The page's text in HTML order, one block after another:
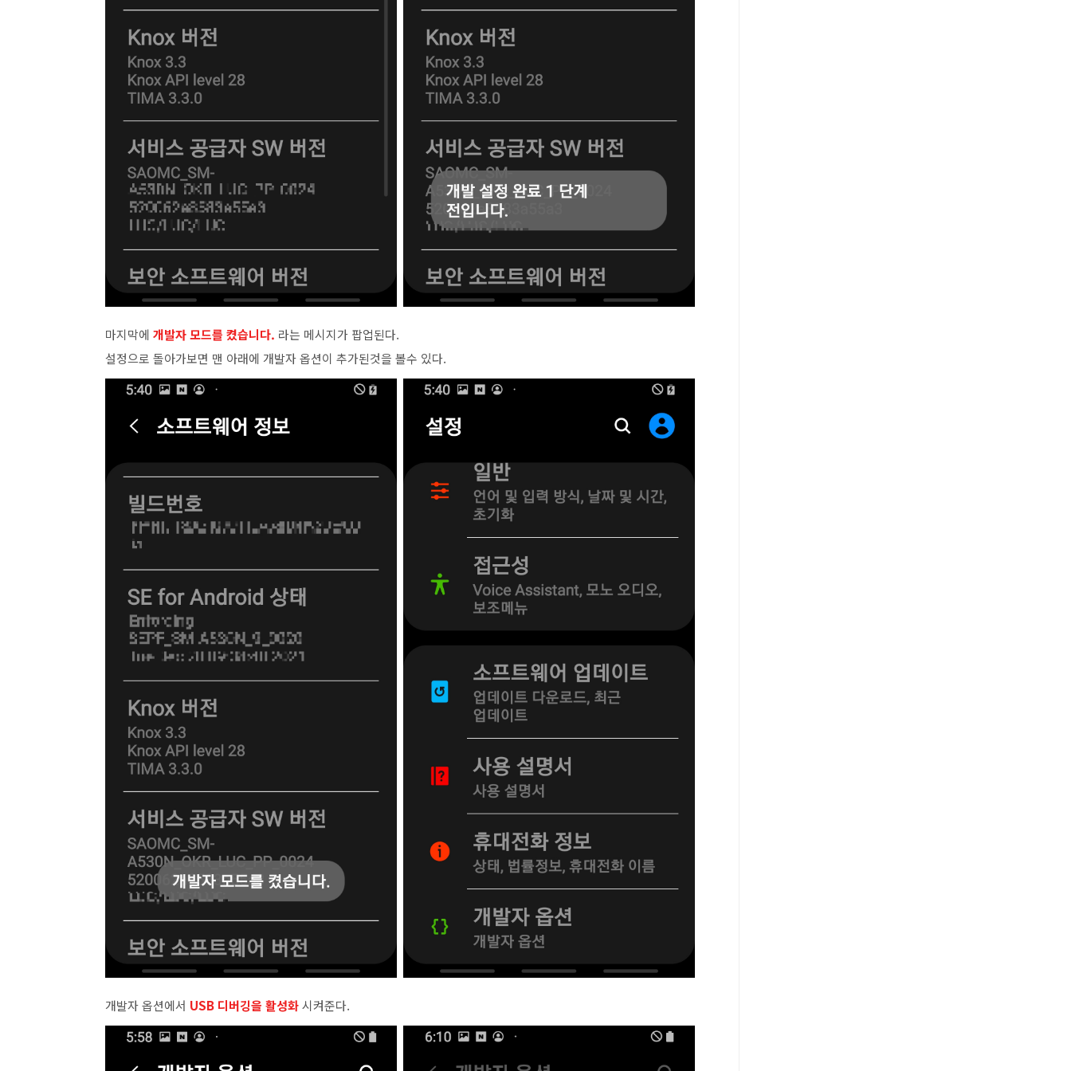
마지막에 개발자 모드를 켰습니다. 라는 메시지가 팝업된다.
설정으로 돌아가보면 맨 아래에 개발자 옵션이 추가된것을 볼수 있다.
개발자 옵션에서 USB 디버깅을 활성화시켜준다.